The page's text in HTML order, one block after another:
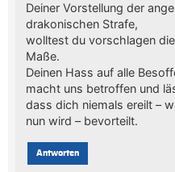
Deiner Vorstellung der
drakonischen Strafe,
wolltest du vorschlagen
Maße.
Deinen Hass auf alle
macht uns betroffen und
dass dich niemals ereilt –
nun wird – bevorteilt.
Antworten